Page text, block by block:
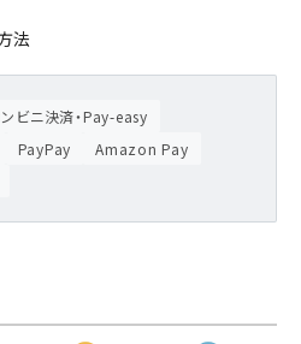
法
ビニ決済・Pay-easy
PayPay
Amazon Pay